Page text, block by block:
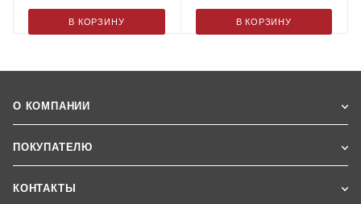
В КОРЗИНУ В КОРЗИНУ
О КОМПАНИИ
ПОКУПАТЕЛЮ
КОНТАКТЫ